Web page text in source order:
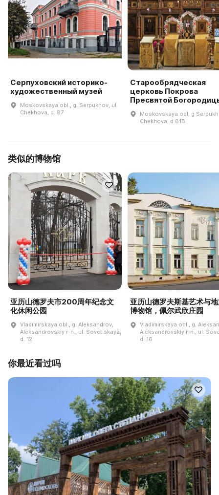
Серпуховский историко-
художественный музей
Moskovskaya obl., g. Serpukhov, ul.
Chekhova, d. 87
Старообрядческая
церковь Покрова
Пресвятой
Moskovskaya obl, g
Chekhova, d 81B
类似的博物馆
亚历山德罗夫市200周年纪念文
化休闲公园
Vladimirskaya obl., g. Aleksandrov,
Aleksandrovskiy r-n., ul. Sovet·skaya,
d. 12
亚历山德罗夫斯基艺术与
博物馆，佩尔武欣庄园
Vladimirskaya obl., g.
Aleksandrovskiy r-n., ul.
d. 16
你最近看过吗